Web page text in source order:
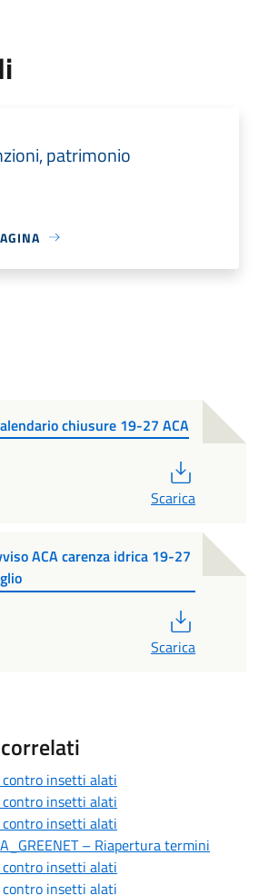
patrimonio
chiusure 19-27 ACA
Scarica
ACA carenza idrica 19-27
Scarica
insetti alati
insetti alati
insetti alati
– Riapertura termini
insetti alati
insetti alati